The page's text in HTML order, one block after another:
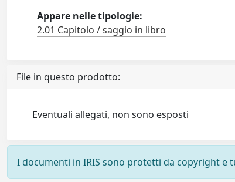
Appare nelle tipologie:
2.01 Capitolo / saggio in libro
File in questo prodotto:
Eventuali allegati, non sono esposti
I documenti in IRIS sono protetti da copyright e